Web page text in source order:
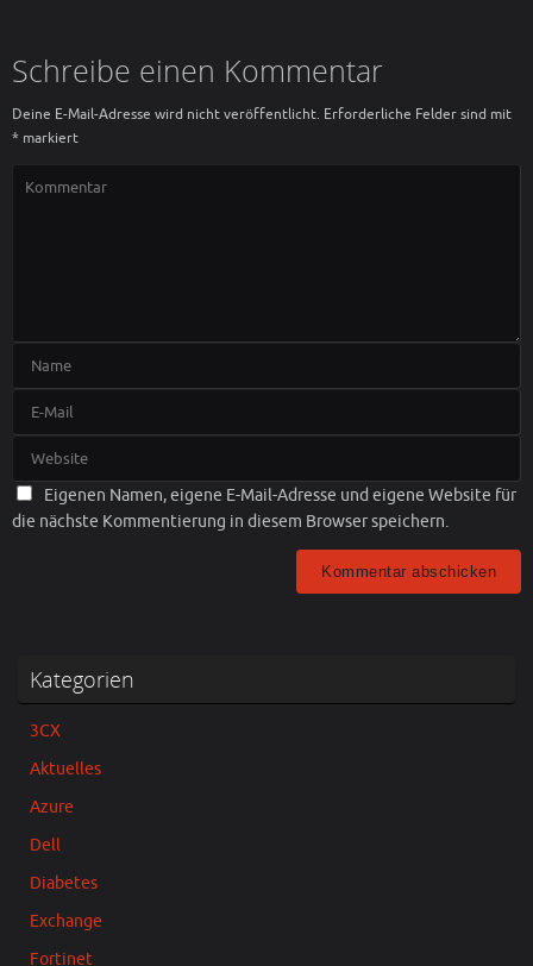
Schreibe einen Kommentar
Deine E-Mail-Adresse wird nicht veröffentlicht. Erforderliche Felder sind mit
* markiert
Eigenen Namen, eigene E-Mail-Adresse und eigene Website für
die nächste Kommentierung in diesem Browser speichern.
Kategorien
3CX
Aktuelles
Azure
Dell
Diabetes
Exchange
Fortinet